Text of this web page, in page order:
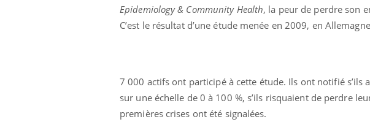
Epidemiology & Community Health, la peur de perdre son
C’est le résultat d’une étude menée en 2009, en
7 000 actifs ont participé à cette étude. Ils ont notifié
sur une échelle de 0 à 100 %, s’ils risquaient de perdre
premières crises ont été signalées.